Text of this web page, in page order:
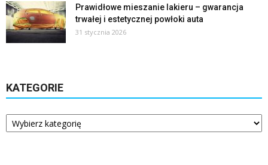
Prawidłowe mieszanie lakieru – gwarancja
trwałej i estetycznej powłoki auta
31 stycznia 2026
KATEGORIE
Kategorie